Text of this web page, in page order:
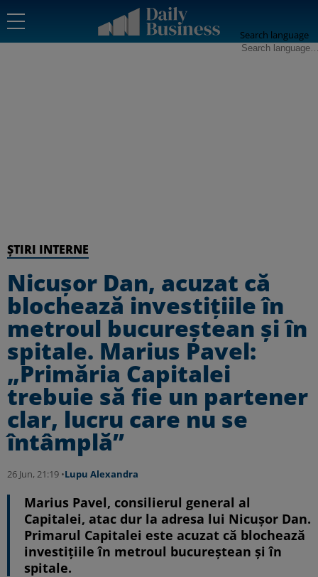
Search language
ȘTIRI INTERNE
Nicușor Dan, acuzat că
blochează investițiile în
metroul bucureștean și în
spitale. Marius Pavel:
„Primăria Capitalei
trebuie să fie un partener
clar, lucru care nu se
întâmplă”
26 Jun, 21:19 •Lupu Alexandra
Marius Pavel, consilierul general al
Capitalei, atac dur la adresa lui Nicușor Dan.
Primarul Capitalei este acuzat că blochează
investițiile în metroul bucureștean și în
spitale.